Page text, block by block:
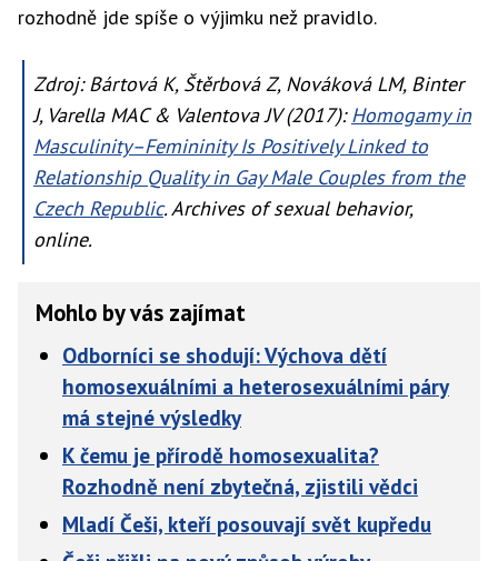
rozhodně jde spíše o výjimku než pravidlo.
Zdroj: Bártová K, Štěrbová Z, Nováková LM, Binter
J, Varella MAC & Valentova JV (2017):Homogamy in
Masculinity–Femininity Is Positively Linked to
Relationship Quality in Gay Male Couples from the
Czech Republic. Archives of sexual behavior,
online.
Mohlo by vás zajímat
Odborníci se shodují: Výchova dětí
homosexuálními a heterosexuálními páry
má stejné výsledky
K čemu je přírodě homosexualita?
Rozhodně není zbytečná, zjistili vědci
Mladí Češi, kteří posouvají svět kupředu